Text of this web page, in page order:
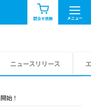
問合せ依頼 メニュー
お知らせ一覧
ニュースリリース
始！